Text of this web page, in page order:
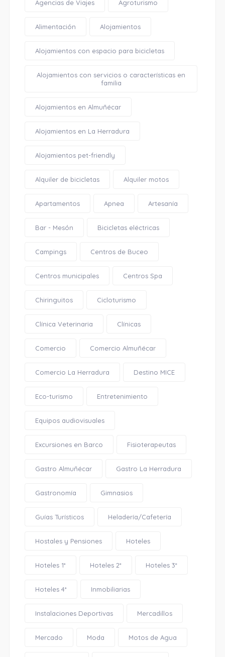
Agencias de Viajes Agroturismo
Alimentación Alojamientos
Alojamientos con espacio para bicicletas
Alojamientos con servicios o características en
familia
Alojamientos en Almuñécar
Alojamientos en La Herradura
Alojamientos pet-friendly
Alquiler de bicicletas Alquiler motos
Apartamentos Apnea Artesanía
Bar - Mesón Bicicletas eléctricas
Campings Centros de Buceo
Centros municipales Centros Spa
Chiringuitos Cicloturismo
Clínica Veterinaria Clínicas
Comercio Comercio Almuñécar
Comercio La Herradura Destino MICE
Eco-turismo Entretenimiento
Equipos audiovisuales
Excursiones en Barco Fisioterapeutas
Gastro Almuñécar Gastro La Herradura
Gastronomía Gimnasios
Guías Turísticos Heladería/Cafetería
Hostales y Pensiones Hoteles
Hoteles 1* Hoteles 2* Hoteles 3*
Hoteles 4* Inmobiliarias
Instalaciones Deportivas Mercadillos
Mercado Moda Motos de Agua